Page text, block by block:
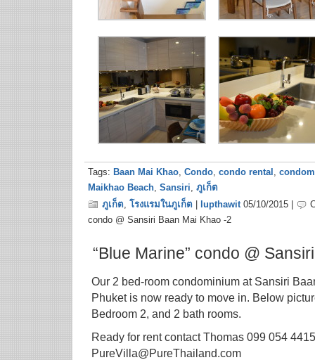
Tags: Baan Mai Khao, Condo, condo rental ,
Maikhao Beach, Sansiri, ภูเก็ต
ภูเก็ต, โรงแรมในภูเก็ต lupthawit05/10/2015 |
condo @ Sansiri Baan Mai Khao -2
“Blue Marine” condo @
Our 2 bed-room condominium at Sansiri
Phuket is now ready to move in. Below
Bedroom 2, and 2 bath rooms.
Ready for rent contact Thomas 099 054
PureVilla@PureThailand.com